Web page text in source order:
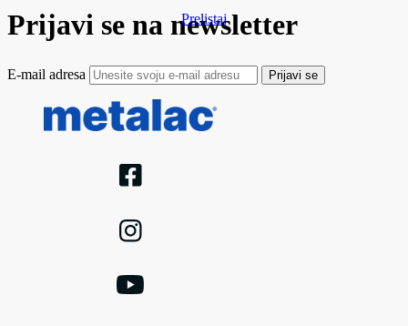
Prelistaj
Prijavi se na newsletter
E-mail adresa Prijavi se